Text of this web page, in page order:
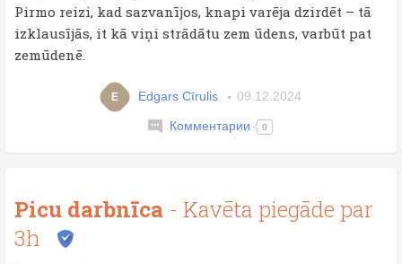
Pirmo reizi, kad sazvanījos, knapi varēja dzirdēt – tā
izklausījās, it kā viņi strādātu zem ūdens, varbūt pat
zemūdenē.
E Edgars Cīrulis 09.12.2024
Комментарии 0
Picu darbnīca - Kavēta piegāde par
3h